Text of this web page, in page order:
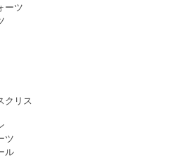
ーツ
クリス
ツ
ル